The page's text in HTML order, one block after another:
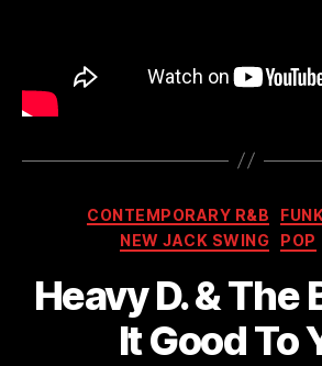
CONTEMPORARY R&B
NEW JACK SWING
POP
Heavy D. & The
It Good To